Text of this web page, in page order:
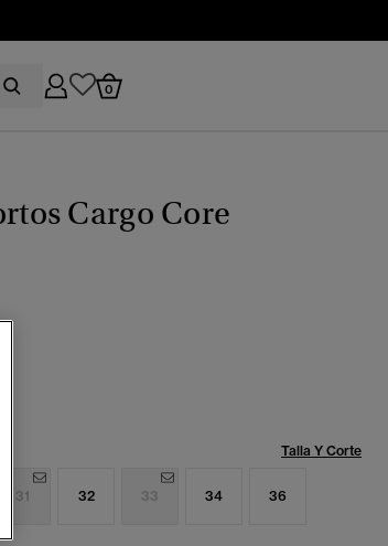
0
Cargo Core
Talla Y Corte
31 32 33 34 36